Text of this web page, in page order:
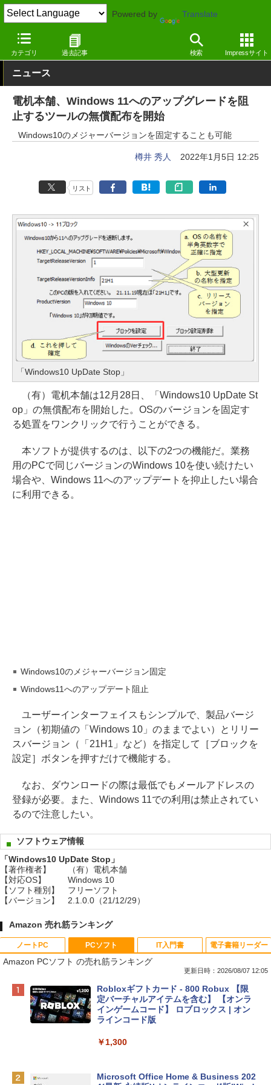
Powered by Translate
カテゴリ 過去記事 検索 Impressサイト
窓の杜 システム・ファイル Windows
ニュース
電机本舗、Windows 11へのアップグレードを阻
止するツールの無償配布を開始
Windows10のメジャーバージョンを固定することも可能
樽井 秀人 2022年1月5日 12:25
リスト
「Windows10 UpDate Stop」
（有）電机本舗は12月28日、「Windows10 UpDate St
op」の無償配布を開始した。OSのバージョンを固定す
る処置をワンクリックで行うことができる。
本ソフトが提供するのは、以下の2つの機能だ。業務
用のPCで同じバージョンのWindows 10を使い続けたい
場合や、Windows 11へのアップデートを抑止したい場合
に利用できる。
Windows10のメジャーバージョン固定
Windows11へのアップデート阻止
ユーザーインターフェイスもシンプルで、製品バージ
ョン（初期値の「Windows 10」のままでよい）とリリー
スバージョン（「21H1」など）を指定して［ブロックを
設定］ボタンを押すだけで機能する。
なお、ダウンロードの際は最低でもメールアドレスの
登録が必要。また、Windows 11での利用は禁止されてい
るので注意したい。
ソフトウェア情報
「Windows10 UpDate Stop」
【著作権者】
（有）電机本舗
【対応OS】
Windows 10
【ソフト種別】
フリーソフト
【バージョン】
2.1.0.0（21/12/29）
Amazon 売れ筋ランキング
ノートPC
Apple 2026 MacBook Neo A18 Proチッ
プ搭載13インチノートブック：AIとAppl
e Intelligence、Liquid Retinaディスプ
レイ、8GBメモリ、512GB SSD、1080p
ィゴ + 3年延長 AppleCare+ for 13インチ
￥162,598
PCソフト
Amazon PCソフト の売れ筋ランキング
更新日時：2026/08/07 12:05
Robloxギフトカード - 800 Robux 【限
定バーチャルアイテムを含む】 【オンラ
インゲームコード】 ロブロックス | オン
ラインコード版
￥1,300
Microsoft Office Home & Business 202
IT入門書 電子書籍リーダー